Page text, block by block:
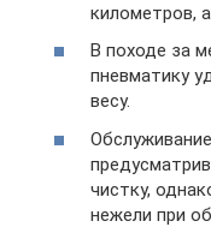
километров,
В походе за
пневматику
весу.
чистку,
нежели при